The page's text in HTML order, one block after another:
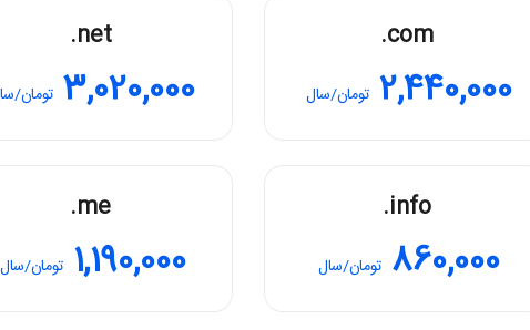
.com
2,440,000 تومان/سال
.net
3,020,000 تومان/
.info
860,000 تومان/سال
.me
1,190,000 تومان/سال